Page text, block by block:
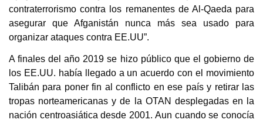
contraterrorismo contra los remanentes de Al-Qaeda para
asegurar que Afganistán nunca más sea usado para
organizar ataques contra EE.UU”.
A finales del año 2019 se hizo público que el gobierno de
los EE.UU. había llegado a un acuerdo con el movimiento
Talibán para poner fin al conflicto en ese país y retirar las
tropas norteamericanas y de la OTAN desplegadas en la
nación centroasiática desde 2001. Aun cuando se conocía